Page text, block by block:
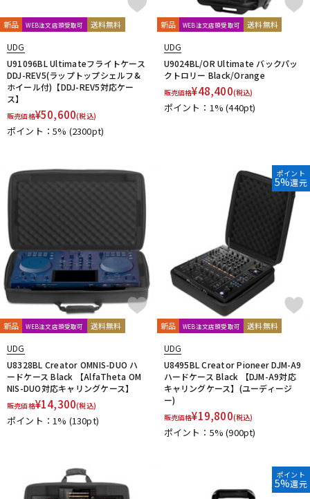
新品 WEB注文店頭受取可 送料無料
UDG
U91096BL Ultimateフライトケース
DDJ-REV5(ラップトップシェルフ&
ホイール付)【DDJ-REV5対応ケー
ス】
販売価格¥50,600(税込)
ポイント：5% (2300pt)
新品 WEB注文店頭受取可 送料無料
UDG
U9024BL/OR Ultimate バックパッ
クトロリー Black/Orange
販売価格¥48,400(税込)
ポイント：1%(440pt)
新品 WEB注文店頭受取可 送料無料
UDG
U8328BL Creator OMNIS-DUO ハ
ードケース Black 【AlfaTheta OM
NIS-DUO対応キャリングケース】
販売価格¥14,300(税込)
ポイント：1% (130pt)
ポイント
5%還元
新品 WEB注文店頭受取可 送料無料
UDG
U8495BL Creator Pioneer DJM-A9
ハードケース Black 【DJM-A9対応
キャリングケース】(ユーディージ
ー)
販売価格¥19,800(税込)
ポイント：5%(900pt)
ポイント
5%還元